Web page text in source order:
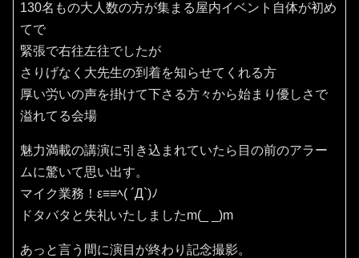
130名もの大人数の方が集まる屋内イベント自体が初め
てで
緊張で右往左往でしたが
さりげなく大先生の到着を知らせてくれる方
厚い労いの声を掛けて下さる方々から始まり優しさで
溢れてる会場
魅力満載の講演に引き込まれていたら目の前のアラー
ムに驚いて思い出す。
マイク業務！ε≡≡ﾍ( ´Д`)ﾉ
ドタバタと失礼いたしましたm(_ _)m
あっと言う間に演目が終わり記念撮影。